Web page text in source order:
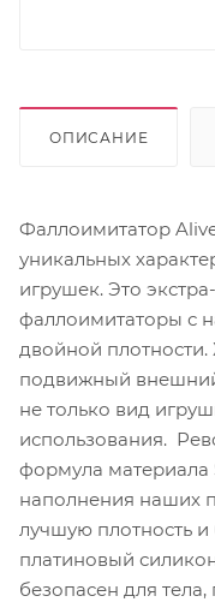
ОПИСАНИЕ
Фаллоимитатор
уникальных
игрушек. Это
фаллоимитаторы с
двойной
подвижный
не только вид
использования.
формула материала
наполнения наших
лучшую плотность и
платиновый
безопасен для